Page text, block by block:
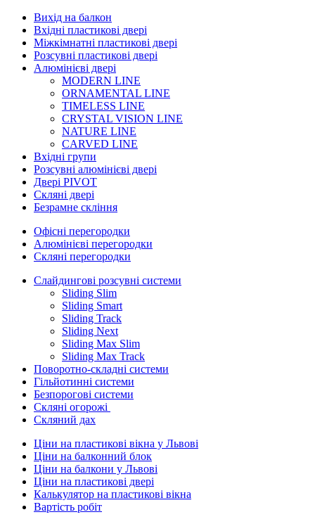
Вихід на балкон
Вхідні пластикові двері
Міжкімнатні пластикові двері
Розсувні пластикові двері
Алюмінієві двері
MODERN LINE
ORNAMENTAL LINE
TIMELESS LINE
CRYSTAL VISION LINE
NATURE LINE
CARVED LINE
Вхідні групи
Розсувні алюмінієві двері
Двері PIVOT
Скляні двері
Безрамне скління
Офісні перегородки
Алюмінієві перегородки
Скляні перегородки
Слайдингові розсувні системи
Sliding Slim
Sliding Smart
Sliding Track
Sliding Next
Sliding Max Slim
Sliding Max Track
Поворотно-складні системи
Гільйотинні системи
Безпорогові системи
Скляні огорожі
Скляний дах
Ціни на пластикові вікна у Львові
Ціни на балконний блок
Ціни на балкони у Львові
Ціни на пластикові двері
Калькулятор на пластикові вікна
Вартість робіт